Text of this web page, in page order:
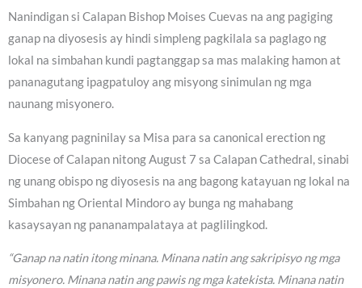
Nanindigan si Calapan Bishop Moises Cuevas na ang pagiging
ganap na diyosesis ay hindi simpleng pagkilala sa paglago ng
lokal na simbahan kundi pagtanggap sa mas malaking hamon at
pananagutang ipagpatuloy ang misyong sinimulan ng mga
naunang misyonero.
Sa kanyang pagninilay sa Misa para sa canonical erection ng
Diocese of Calapan nitong August 7 sa Calapan Cathedral, sinabi
ng unang obispo ng diyosesis na ang bagong katayuan ng lokal na
Simbahan ng Oriental Mindoro ay bunga ng mahabang
kasaysayan ng pananampalataya at paglilingkod.
“Ganap na natin itong minana. Minana natin ang sakripisyo ng mga
misyonero. Minana natin ang pawis ng mga katekista. Minana natin